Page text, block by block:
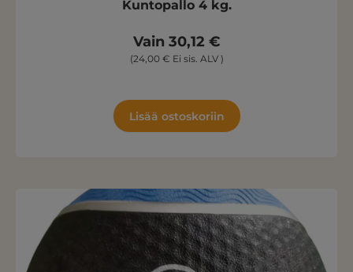
Kuntopallo 4 kg.
Vain 30,12 €
(24,00 € Ei sis. ALV )
Lisää ostoskoriin